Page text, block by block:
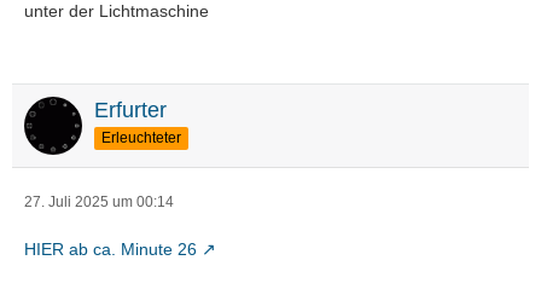
unter der Lichtmaschine
Erfurter
Erleuchteter
27. Juli 2025 um 00:14
HIER ab ca. Minute 26